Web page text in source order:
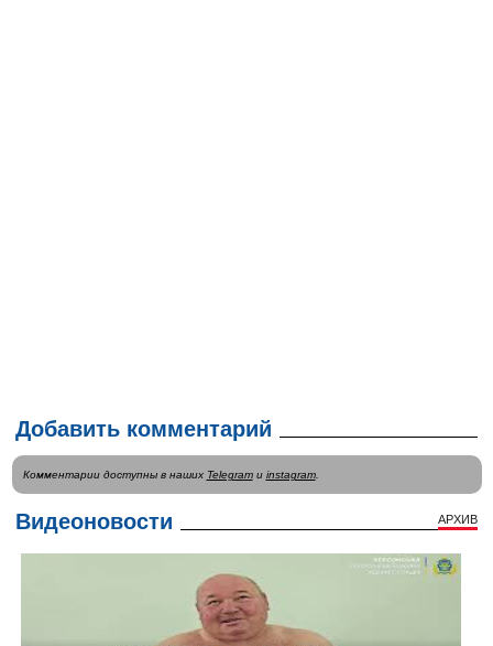
Добавить комментарий
Комментарии доступны в наших Telegramи instagram.
Видеоновости АРХИВ